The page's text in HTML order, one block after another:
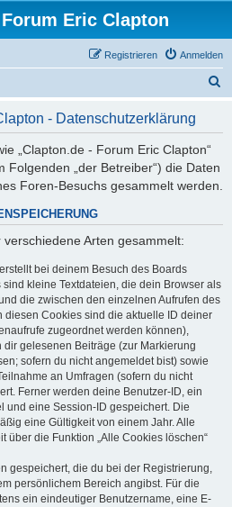
Eric Clapton
Anmelden
Registrieren
- Datenschutzerklärung
„Clapton.de - Forum Eric Clapton“
Folgenden „der Betreiber“) die Daten
Foren-Besuchs gesammelt werden.
Arten gesammelt:
bei deinem Besuch des Boards
kleine Textdateien, die dein Browser als
die zwischen den einzelnen Aufrufen des
diesen Cookies sind die aktuelle ID deiner
zugeordnet werden können),
dir gelesenen Beiträge (zur Markierung
sofern du nicht angemeldet bist) sowie
an Umfragen (sofern du nicht
Ferner werden deine Benutzer-ID, ein
und eine Session-ID gespeichert. Die
eine Gültigkeit von einem Jahr. Alle
über die Funktion „Alle Cookies löschen“
gespeichert, die du bei der Registrierung,
persönlichem Bereich angibst. Für die
ein eindeutiger Benutzername, eine E-